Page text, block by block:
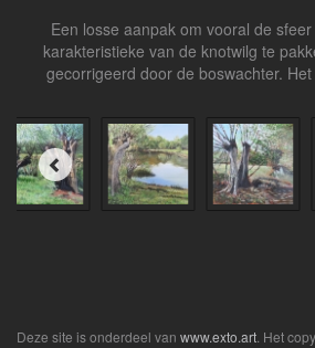
Een losse aanpak om vooral de
karakteristieke van de knotwilg te
gecorrigeerd door de boswachter.
Deze site is onderdeel van www.exto.art . Het